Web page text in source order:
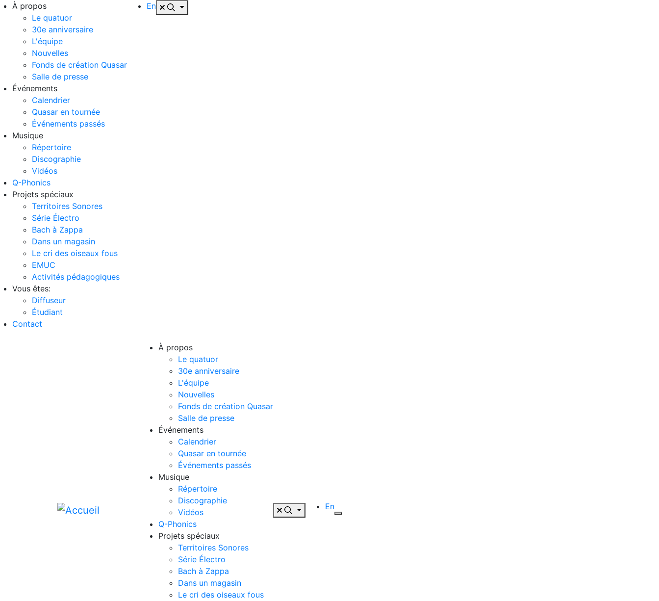
À propos
Le quatuor
30e anniversaire
L'équipe
Nouvelles
Fonds de création Quasar
Salle de presse
Événements
Calendrier
Quasar en tournée
Événements passés
Musique
Répertoire
Discographie
Vidéos
Q-Phonics
Projets spéciaux
Territoires Sonores
Série Électro
Bach à Zappa
Dans un magasin
Le cri des oiseaux fous
EMUC
Activités pédagogiques
Vous êtes:
Diffuseur
Étudiant
Contact
En
À propos
Le quatuor
30e anniversaire
L'équipe
Nouvelles
Fonds de création Quasar
Salle de presse
Événements
Calendrier
Quasar en tournée
Événements passés
Musique
Répertoire
Discographie
Vidéos
Q-Phonics
Projets spéciaux
Territoires Sonores
Série Électro
Bach à Zappa
Dans un magasin
Le cri des oiseaux fous
En